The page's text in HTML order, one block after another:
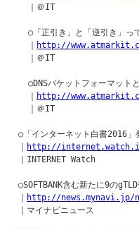
    ｜＠IT
○「正引き」と「逆引き」っ
http://
    ｜＠IT
○DNSパケットフォーマット
http://
    ｜＠IT
○「インターネット白書2016」
http://
  ｜INTERNET Watch
○SOFTBANK含む新たに9の
http://news.mynavi.jp/
  ｜マイナビニュース